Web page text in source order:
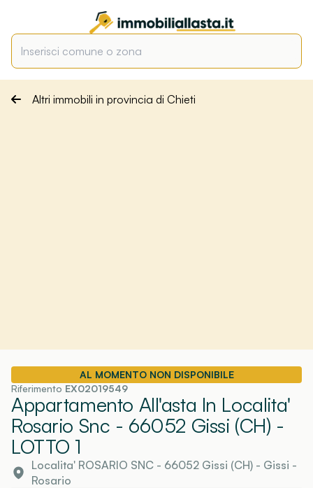
Altri immobili in provincia di Chieti
AL MOMENTO NON DISPONIBILE
Riferimento EX02019549
Appartamento All'asta In Localita'
Rosario Snc - 66052 Gissi (CH) -
LOTTO 1
Localita' ROSARIO SNC - 66052 Gissi (CH) - Gissi -
Rosario